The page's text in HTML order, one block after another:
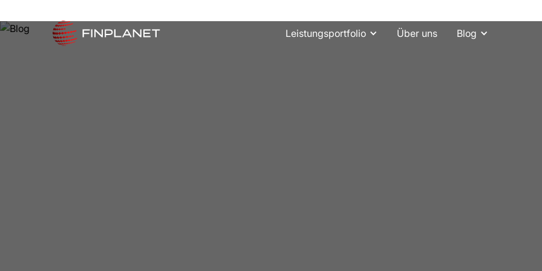
Leistungsportfolio Über uns Blog